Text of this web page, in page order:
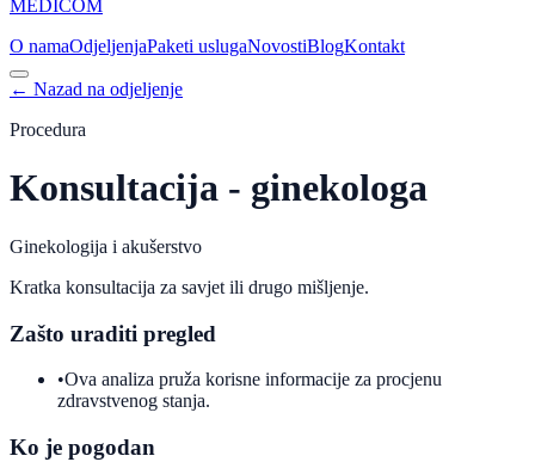
MEDICOM
O namaOdjeljenjaPaketi uslugaNovostiBlogKontakt
← Nazad na odjeljenje
Procedura
Konsultacija - ginekologa
Ginekologija i akušerstvo
Kratka konsultacija za savjet ili drugo mišljenje.
Zašto uraditi pregled
•Ova analiza pruža korisne informacije za procjenu
zdravstvenog stanja.
Ko je pogodan